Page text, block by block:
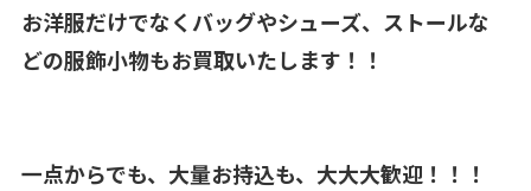
お洋服だけでなくバッグやシューズ、ストールな
どの服飾小物もお買取いたします！！
一点からでも、大量お持込も、大大大歓迎！！！